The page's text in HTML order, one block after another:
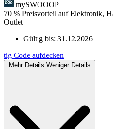
mySWOOOP
70 % Preisvorteil auf Elektronik,
Outlet
Gültig bis: 31.12.2026
tig Code aufdecken
Mehr Details Weniger Details